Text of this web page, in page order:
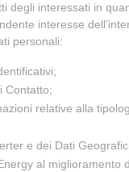
degli interessati in
interesse
personali:
Contatto;
relative alla
e dei Dati
al